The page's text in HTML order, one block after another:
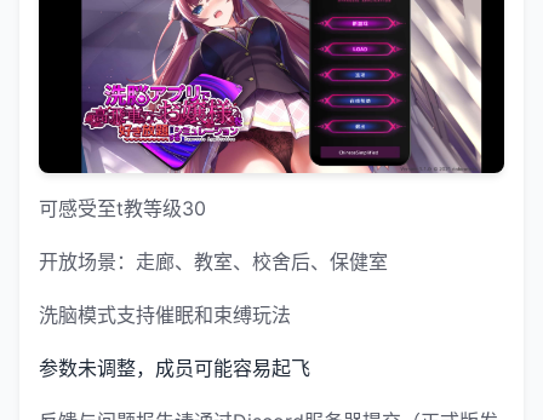
可感受至t教等级30
开放场景：走廊、教室、校舍后、保健室
洗脑模式支持催眠和束缚玩法
参数未调整，成员可能容易起飞